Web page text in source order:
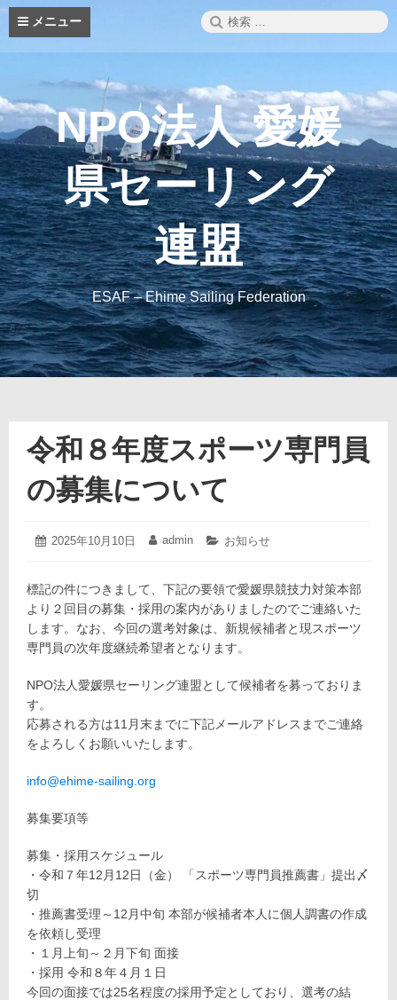
コ
へ
ス
キ
ッ
プ
メニュー
検
索:
NPO法人 愛媛
県セーリング
連盟
ESAF – Ehime Sailing Federation
令和８年度スポーツ専門員
の募集について
投
2025年10月10日
2025
月
10
日
投
admin
カ
リ
ー:
お知らせ
標記の件につきまして、下記の要領で愛媛県競技力対策本部
より２回目の募集・採用の案内がありましたのでご連絡いた
します。なお、今回の選考対象は、新規候補者と現スポーツ
専門員の次年度継続希望者となります。
NPO法人愛媛県セーリング連盟として候補者を募っておりま
す。
応募される方は11月末までに下記メールアドレスまでご連絡
をよろしくお願いいたします。
info@ehime-sailing.org
募集要項等
募集・採用スケジュール
・令和７年12月12日（金） 「スポーツ専門員推薦書」提出〆
切
・推薦書受理～12月中旬 本部が候補者本人に個人調書の作成
を依頼し受理
・１月上旬～２月下旬 面接
・採用 令和８年４月１日
今回の面接では25名程度の採用予定としており、選考の結